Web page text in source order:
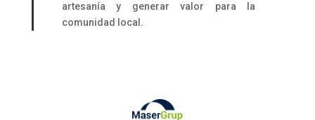
artesanía y generar valor para la
comunidad local.